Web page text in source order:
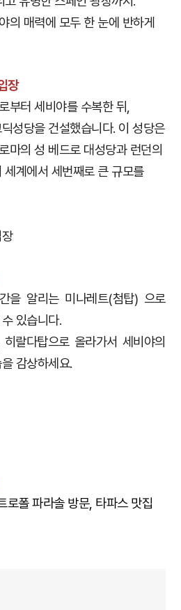
의 매력에 모두 한 눈에 반하게
장
부터 세비야를 수복한 뒤,
성당을 건설했습니다. 이 성당은
의 성 베드로 대성당과 런던의
계에서 세번째로 큰 규모를
을 알리는 미나레트(첨탑) 으로
있습니다.
랄다탑으로 올라가서 세비야의
감상하세요.
폴 파라솔 방문, 타파스 맛집